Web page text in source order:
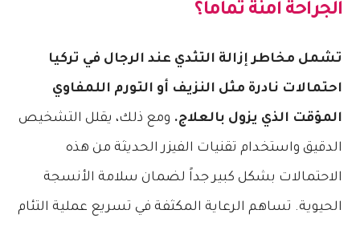
الجراحة آمنة تماماً؟
تشمل مخاطر إزالة التثدي عند الرجال في تركيا
احتمالات نادرة مثل النزيف أو التورم اللمفاوي
المؤقت الذي يزول بالعلاج. ومع ذلك، يقلل التشخيص
الدقيق واستخدام تقنيات الفيزر الحديثة من هذه
الاحتمالات بشكل كبير جداً لضمان سلامة الأنسجة
الحيوية. تساهم الرعاية المكثفة في تسريع عملية التئام